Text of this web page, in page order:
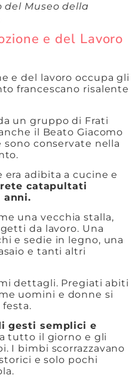
del Museo della
e del Lavoro
e del lavoro occupa gli
francescano risalente
un gruppo di Frati
il Beato Giacomo
conservate nella
era adibita a cucine e
catapultati
anni.
una vecchia stalla,
da lavoro. Una
e sedie in legno, una
e tanti altri
dettagli. Pregiati abiti
uomini e donne si
gesti semplici e
tutto il giorno e gli
I bimbi scorrazzavano
e solo pochi